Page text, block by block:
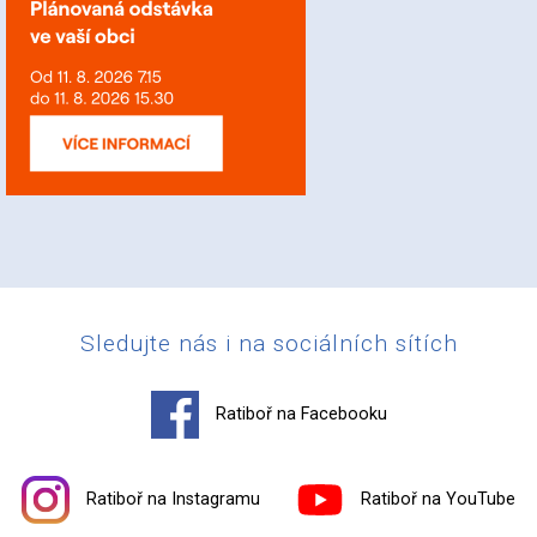
Sledujte nás i na sociálních sítích
Ratiboř na Facebooku
Ratiboř na Instagramu Ratiboř na YouTube